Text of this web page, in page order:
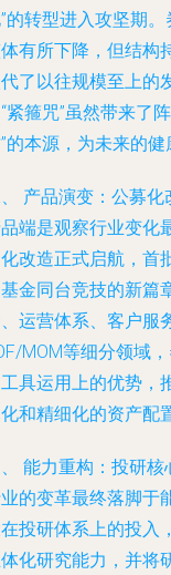
的转型进入攻坚期
有所下降，但结构
了以往规模至上的
紧箍咒”虽然带来了
的本源，为未来的健
产品演变：公募化
端是观察行业变化
改造正式启航，首
金同台竞技的新篇
运营体系、客户服
MOM等细分领域
具运用上的优势，
和精细化的资产配
能力重构：投研核
的变革最终落脚于
投研体系上的投入
化研究能力，并将